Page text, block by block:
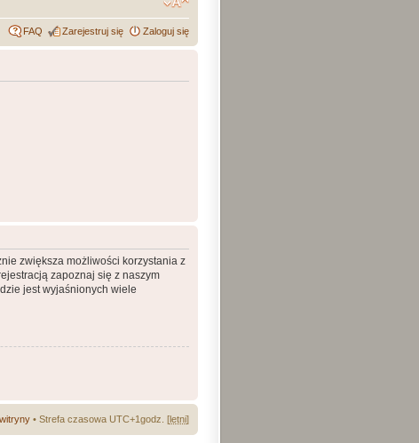
FAQ Zarejestruj się Zaloguj się
zwiększa możliwości korzystania z
zapoznaj się z naszym
jest wyjaśnionych wiele
• Strefa czasowa UTC+1godz. [letni]